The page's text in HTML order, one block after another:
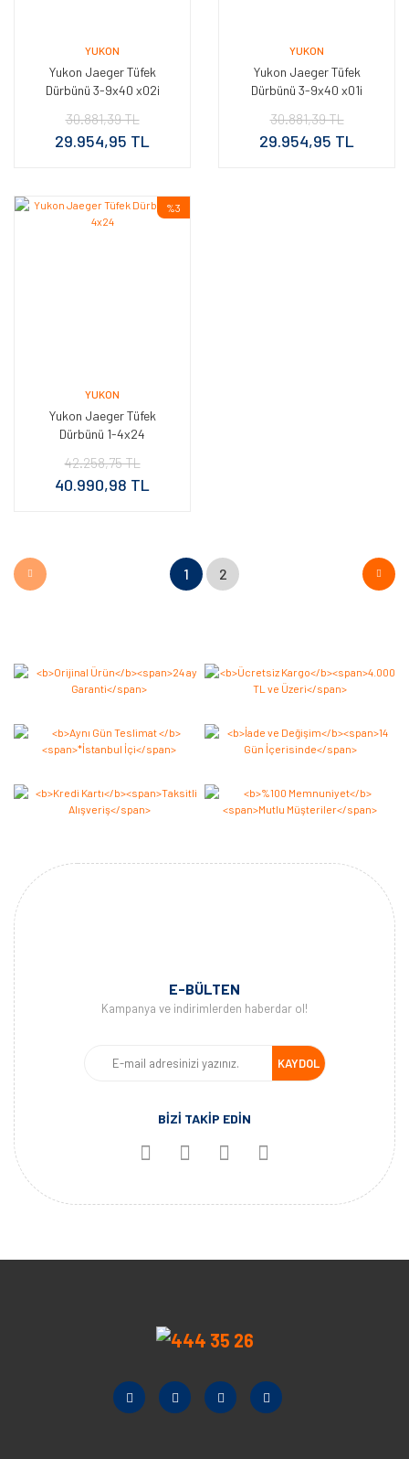
YUKON
Yukon Jaeger Tüfek
Dürbünü 3-9x40 x02i
30.881,39 TL
29.954,95 TL
YUKON
Yukon Jaeger Tüfek
Dürbünü 3-9x40 x01i
30.881,39 TL
29.954,95 TL
YUKON
Yukon Jaeger Tüfek
Dürbünü 1-4x24
%3
42.258,75 TL
40.990,98 TL
1 2
E-BÜLTEN
Kampanya ve indirimlerden haberdar ol!
KAYDOL
BİZİ TAKİP EDİN